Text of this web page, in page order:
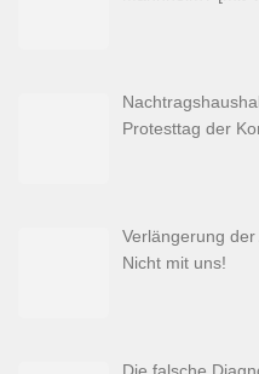
Protesttag der
Verlängerung
Nicht mit uns!